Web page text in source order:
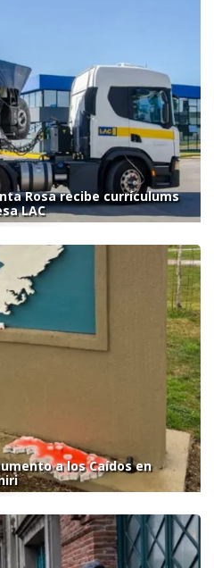
Rosa recibe currículums
LAC
a los Caídos en